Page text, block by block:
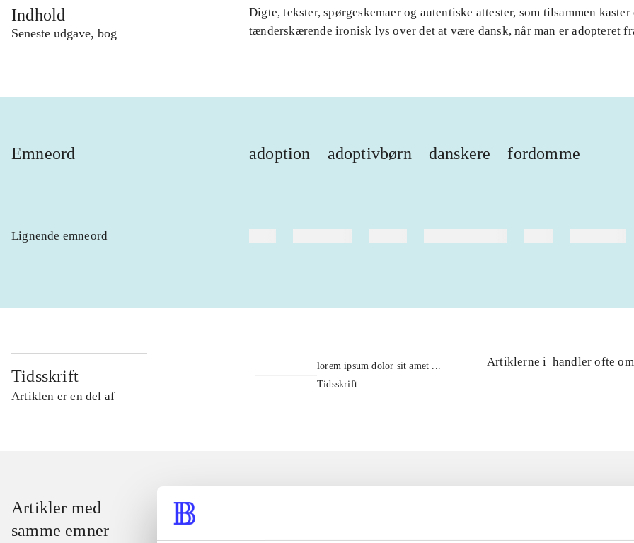
Indhold
Seneste udgave, bog
Digte, tekster, spørgeskemaer og autentiske attester, som tilsammen
tænderskærende ironisk lys over det at være dansk, når man er adopteret
Emneord adoption adoptivbørn danskere fordomme
Lignende emneord
Tidsskrift
Artiklen er en del af
lorem ipsum dolor sit amet ...
Tidsskrift
Artiklerne i handler ofte om
Artikler med
samme emner